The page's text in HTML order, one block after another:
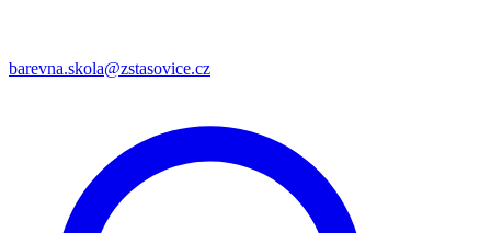
barevna.skola@zstasovice.cz